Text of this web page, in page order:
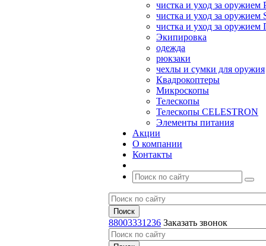
чистка и уход за оружием
чистка и уход за оружием
чистка и уход за
Экипировка
одежда
рюкзаки
чехлы и сумки для оружия
Квадрокоптеры
Микроскопы
Телескопы
Телескопы CELESTRON
Элементы питания
Акции
О компании
Контакты
88003331236 Заказать звонок